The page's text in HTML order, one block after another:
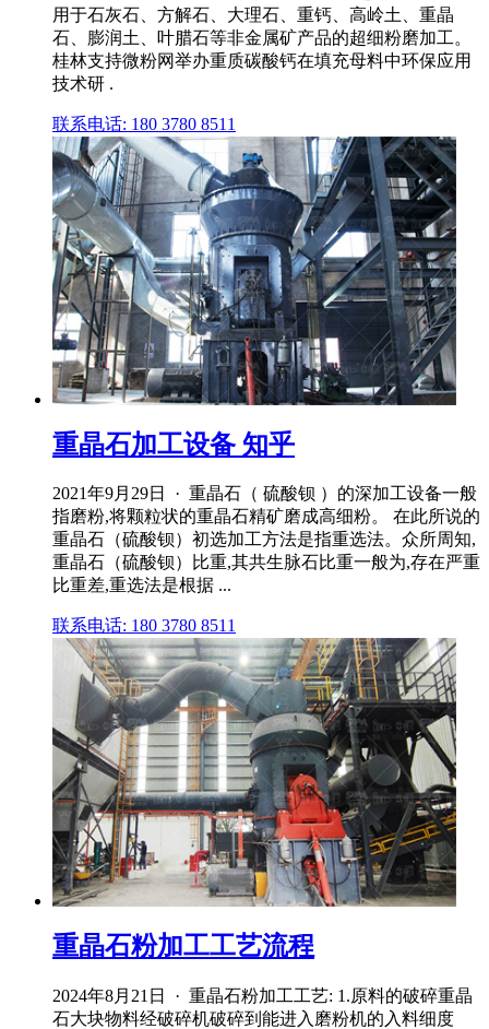
用于石灰石、方解石、大理石、重钙、高岭土、重晶
石、膨润土、叶腊石等非金属矿产品的超细粉磨加工。
桂林支持微粉网举办重质碳酸钙在填充母料中环保应用
技术研 .
联系电话: 180 3780 8511
重晶石加工设备 知乎
2021年9月29日 · 重晶石（ 硫酸钡 ）的深加工设备一般
指磨粉,将颗粒状的重晶石精矿磨成高细粉。 在此所说的
重晶石（硫酸钡）初选加工方法是指重选法。众所周知,
重晶石（硫酸钡）比重,其共生脉石比重一般为,存在严重
比重差,重选法是根据 ...
联系电话: 180 3780 8511
重晶石粉加工工艺流程
2024年8月21日 · 重晶石粉加工工艺: 1.原料的破碎重晶
石大块物料经破碎机破碎到能进入磨粉机的入料细度